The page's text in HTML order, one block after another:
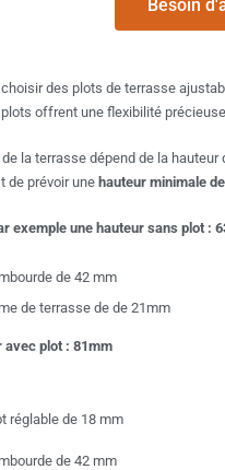
Besoin
des plots de terrasse
offrent une flexibilité
la terrasse dépend de la
de prévoir une hauteur minimale
exemple une hauteur sans plot :
de 42 mm
de terrasse de de 21mm
avec plot : 81mm
réglable de 18 mm
de 42 mm